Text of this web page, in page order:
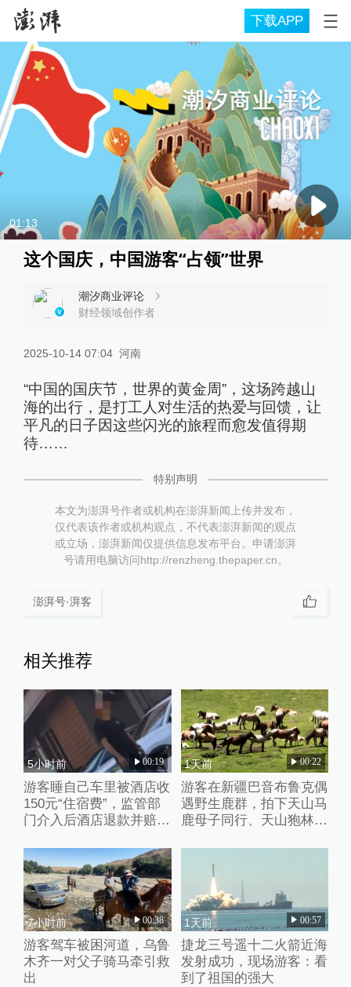
下载APP
01:13
这个国庆，中国游客“占领”世界
潮汐商业评论
财经领域创作者
2025-10-14 07:04 河南
“中国的国庆节，世界的黄金周”，这场跨越山
海的出行，是打工人对生活的热爱与回馈，让
平凡的日子因这些闪光的旅程而愈发值得期
待……
特别声明
本文为澎湃号作者或机构在澎湃新闻上传并发布，
仅代表该作者或机构观点，不代表澎湃新闻的观点
或立场，澎湃新闻仅提供信息发布平台。申请澎湃
号请用电脑访问http://renzheng.thepaper.cn。
澎湃号·湃客
相关推荐
5小时前 00:19
游客睡自己车里被酒店收
150元“住宿费”，监管部
门介入后酒店退款并赔偿
1天前 00:22
游客在新疆巴音布鲁克偶
遇野生鹿群，拍下天山马
鹿母子同行、天山狍林间
7小时前 00:38
游客驾车被困河道，乌鲁
木齐一对父子骑马牵引救
出
1天前 00:57
捷龙三号遥十二火箭近海
发射成功，现场游客：看
到了祖国的强大